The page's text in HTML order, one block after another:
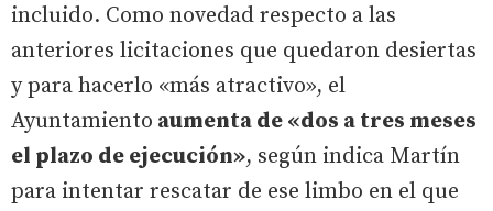
incluido. Como novedad respecto a las
anteriores licitaciones que quedaron desiertas
y para hacerlo «más atractivo», el
Ayuntamiento aumenta de «dos a tres meses
el plazo de ejecución», según indica Martín
para intentar rescatar de ese limbo en el que